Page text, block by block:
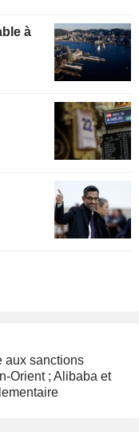
à
aux sanctions
Orient ; Alibaba et